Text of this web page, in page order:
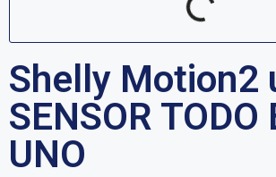
Shelly Motion2
SENSOR TODO
UNO